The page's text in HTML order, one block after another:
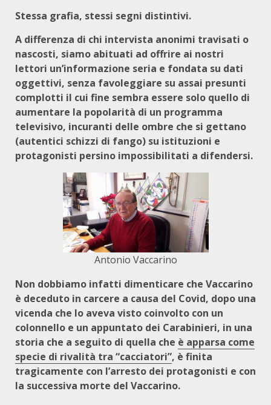
Stessa grafia, stessi segni distintivi.
A differenza di chi intervista anonimi travisati o
nascosti, siamo abituati ad offrire ai nostri
lettori un’informazione seria e fondata su dati
oggettivi, senza favoleggiare su assai presunti
complotti il cui fine sembra essere solo quello di
aumentare la popolarità di un programma
televisivo, incuranti delle ombre che si gettano
(autentici schizzi di fango) su istituzioni e
protagonisti persino impossibilitati a difendersi.
Antonio Vaccarino
Non dobbiamo infatti dimenticare che Vaccarino
è deceduto in carcere a causa del Covid, dopo una
vicenda che lo aveva visto coinvolto con un
colonnello e un appuntato dei Carabinieri, in una
storia che a seguito di quella che è apparsa come
specie di rivalità tra “cacciatori”, è finita
tragicamente con l’arresto dei protagonisti e con
la successiva morte del Vaccarino.